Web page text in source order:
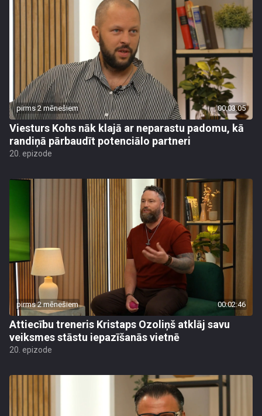
pirms 2 mēnešiem 00:03:05
Viesturs Kohs nāk klajā ar neparastu padomu, kā
randiņā pārbaudīt potenciālo partneri
20. epizode
pirms 2 mēnešiem 00:02:46
Attiecību treneris Kristaps Ozoliņš atklāj savu
veiksmes stāstu iepazīšanās vietnē
20. epizode